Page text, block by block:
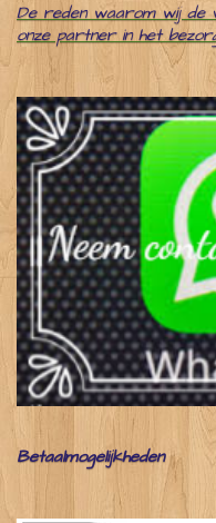
De reden waarom wij de
onze partner in het
Betaalmogelijkheden